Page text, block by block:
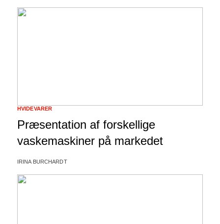
Præsentation af forskellige
vaskemaskiner på markedet
HVIDEVARER
IRINA BURCHARDT